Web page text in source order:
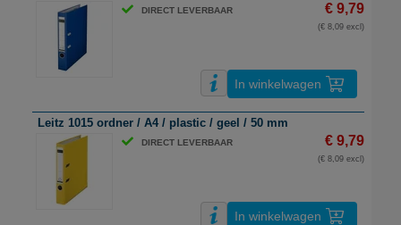
DIRECT LEVERBAAR € 9,79
(€ 8,09 excl)
In winkelwagen
Leitz 1015 ordner / A4 / plastic / geel / 50 mm
DIRECT LEVERBAAR € 9,79
(€ 8,09 excl)
In winkelwagen